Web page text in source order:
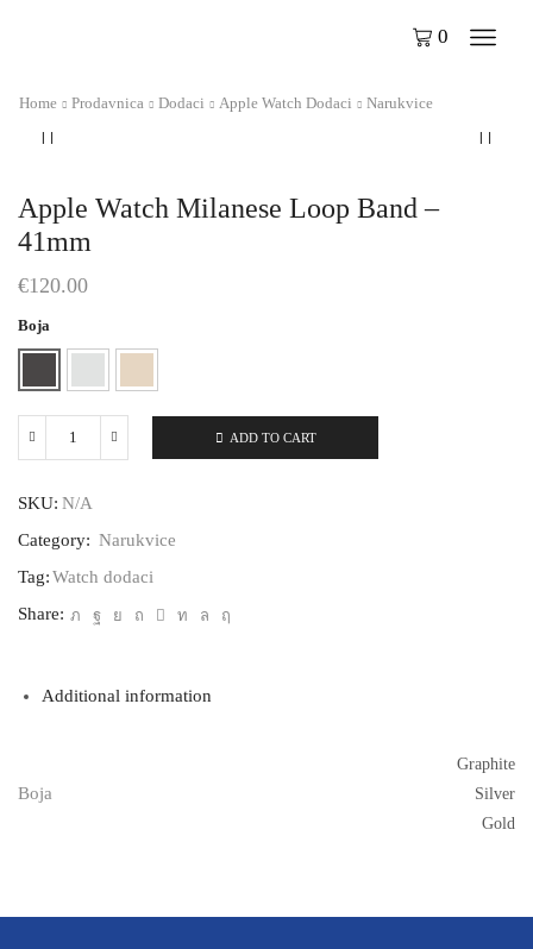
0
Home Prodavnica Dodaci Apple Watch Dodaci Narukvice
Apple Watch Milanese Loop Band –
41mm
€120.00
Boja
Apple
Loop
Band
41mm
ADD TO CART
SKU: N/A
Category: Narukvice
Tag:Watch dodaci
Share:
Additional information
Boja
Graphite
Silver
Gold